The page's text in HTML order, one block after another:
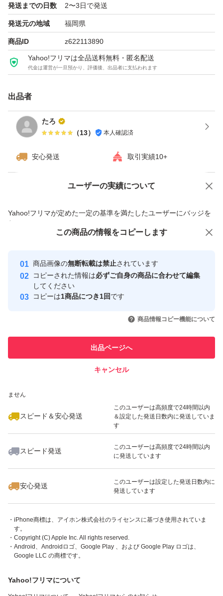
発送までの日数 2〜3日で発送
発送元の地域 福岡県
商品ID z622113890
Yahoo!フリマは全品送料無料・匿名配送
代金は運営が一旦預かり、評価後、出品者に支払われます
出品者
たろ
（13） 本人確認済
安心発送 取引実績10+
ユーザーの実績について
Yahoo!フリマが定めた一定の基準を満たしたユーザーにバッジを
付与しています
安心取引出品者
心・安全なユーザーです
取引実績
引を完了させた実績があります
での取引実績があります
ません
スピード＆安心発送
このユーザーは高頻度で24時間以内
＆設定した発送日数内に発送していま
す
スピード発送
このユーザーは高頻度で24時間以内
に発送しています
安心発送
このユーザーは設定した発送日数内に
発送しています
価格の相談 商品への質問
この商品の情報をコピーします
商品画像の無断転載は禁止されています
コピーされた情報は必ずご自身の商品に合わせて編集
してください
コピーは1商品につき1回です
商品情報コピー機能について
出品ページへ
キャンセル
他のブランドから探す
任天堂Pokemon スクウェア・エニックス バンダイナムコエンターテインメント
・アプリケーションはiPhone、iPod touch、iPadまたはAndroidでご利用い
・Apple、Appleのロゴ、App Store、iPodのロゴ、iTunesは、米国および他
・iPhone商標は、アイホン株式会社のライセンスに基づき使用されていま
す。
・Copyright (C) Apple Inc. All rights reserved.
・Android、Androidロゴ、Google Play 、および Google Play ロゴは、
Google LLC の商標です。
Yahoo!フリマについて